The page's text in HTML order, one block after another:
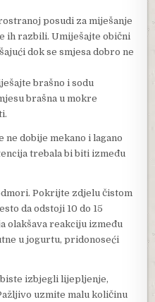
posudi za miješanje
ih razbili. Umiješajte obični
dok se smjesa dobro ne
brašno i sodu
brašna u mokre
dobije mekano i lagano
trebala bi biti između
Pokrijte zdjelu čistom
da odstoji 10 do 15
olakšava reakciju između
u jogurtu, pridonoseći
izbjegli lijepljenje,
uzmite malu količinu